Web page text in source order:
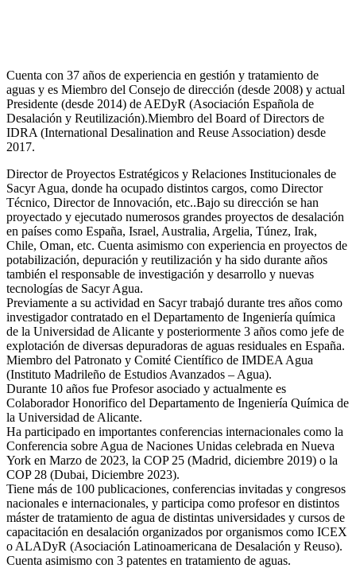
Cuenta con 37 años de experiencia en gestión y tratamiento de
aguas y es Miembro del Consejo de dirección (desde 2008) y actual
Presidente (desde 2014) de AEDyR (Asociación Española de
Desalación y Reutilización).Miembro del Board of Directors de
IDRA (International Desalination and Reuse Association) desde
2017.
Director de Proyectos Estratégicos y Relaciones Institucionales de
Sacyr Agua, donde ha ocupado distintos cargos, como Director
Técnico, Director de Innovación, etc..Bajo su dirección se han
proyectado y ejecutado numerosos grandes proyectos de desalación
en países como España, Israel, Australia, Argelia, Túnez, Irak,
Chile, Oman, etc. Cuenta asimismo con experiencia en proyectos de
potabilización, depuración y reutilización y ha sido durante años
también el responsable de investigación y desarrollo y nuevas
tecnologías de Sacyr Agua.
Previamente a su actividad en Sacyr trabajó durante tres años como
investigador contratado en el Departamento de Ingeniería química
de la Universidad de Alicante y posteriormente 3 años como jefe de
explotación de diversas depuradoras de aguas residuales en España.
Miembro del Patronato y Comité Científico de IMDEA Agua
(Instituto Madrileño de Estudios Avanzados – Agua).
Durante 10 años fue Profesor asociado y actualmente es
Colaborador Honorifico del Departamento de Ingeniería Química de
la Universidad de Alicante.
Ha participado en importantes conferencias internacionales como la
Conferencia sobre Agua de Naciones Unidas celebrada en Nueva
York en Marzo de 2023, la COP 25 (Madrid, diciembre 2019) o la
COP 28 (Dubai, Diciembre 2023).
Tiene más de 100 publicaciones, conferencias invitadas y congresos
nacionales e internacionales, y participa como profesor en distintos
máster de tratamiento de agua de distintas universidades y cursos de
capacitación en desalación organizados por organismos como ICEX
o ALADyR (Asociación Latinoamericana de Desalación y Reuso).
Cuenta asimismo con 3 patentes en tratamiento de aguas.